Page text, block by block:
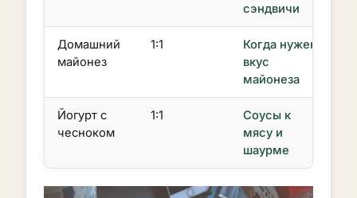
сэндвичи
Домашний
майонез
1:1
Когда нужен
вкус
майонеза
Йогурт с
чесноком
1:1
Соусы к
мясу и
шаурме